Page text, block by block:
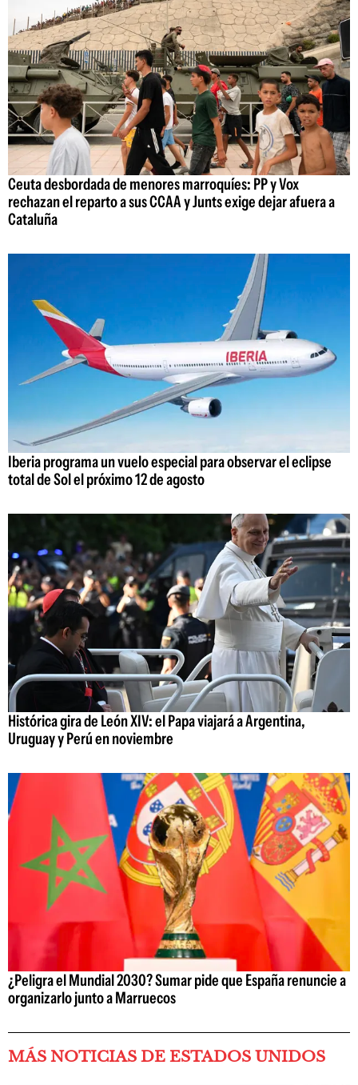
Ceuta desbordada de menores marroquíes: PP y Vox
rechazan el reparto a sus CCAA y Junts exige dejar afuera a
Cataluña
Iberia programa un vuelo especial para observar el eclipse
total de Sol el próximo 12 de agosto
Histórica gira de León XIV: el Papa viajará a Argentina,
Uruguay y Perú en noviembre
¿Peligra el Mundial 2030? Sumar pide que España renuncie a
organizarlo junto a Marruecos
MÁS NOTICIAS DE ESTADOS UNIDOS